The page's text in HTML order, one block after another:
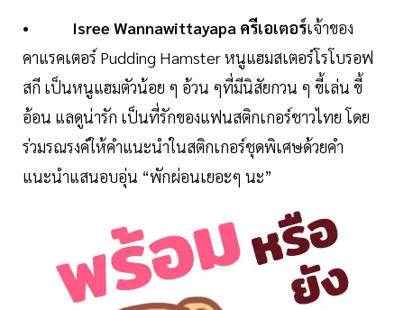
• Isree Wannawittayapa ครีเอเตอร์เจ้าของ
คาแรคเตอร์ Pudding Hamster หนูแฮมสเตอร์โรโบรอฟ
สกี เป็นหนูแฮมตัวน้อย ๆ อ้วน ๆที่มีนิสัยกวน ๆ ขี้เล่น ขี้
อ้อน แลดูน่ารัก เป็นที่รักของแฟนสติกเกอร์ชาวไทย โดย
ร่วมรณรงค์ให้คำแนะนำในสติกเกอร์ชุดพิเศษด้วยคำ
แนะนำแสนอบอุ่น “พักผ่อนเยอะๆ นะ”